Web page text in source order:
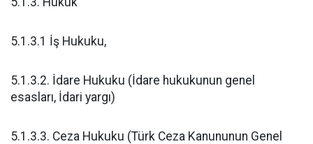
5.1.3.1 İş Hukuku,
5.1.3.2. İdare Hukuku (İdare hukukunun genel
esasları, İdari yargı)
5.1.3.3. Ceza Hukuku (Türk Ceza Kanununun Genel